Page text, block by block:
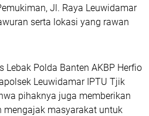
Jl. Raya Leuwidamar
serta lokasi yang rawan
Lebak Polda Banten AKBP Herfio
Leuwidamar IPTU Tjik
pihaknya juga memberikan
masyarakat untuk